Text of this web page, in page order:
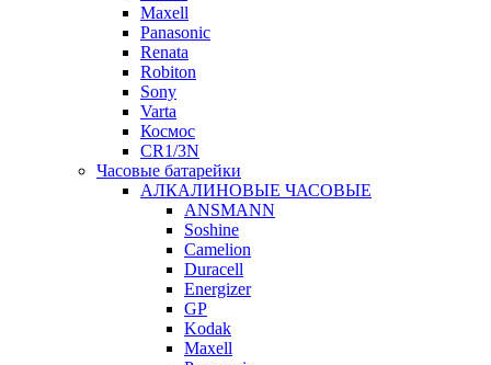
Maxell
Panasonic
Renata
Robiton
Sony
Varta
Космос
CR1/3N
Часовые батарейки
АЛКАЛИНОВЫЕ ЧАСОВЫЕ
ANSMANN
Soshine
Camelion
Duracell
Energizer
GP
Kodak
Maxell